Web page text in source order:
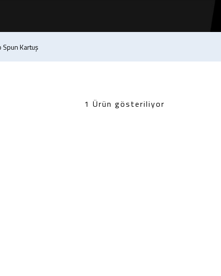
Spun Kartuş
1 Ürün gösteriliyor